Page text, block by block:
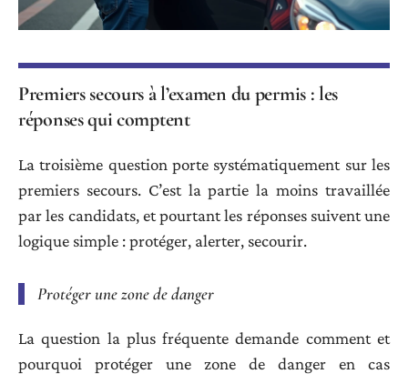
Premiers secours à l’examen du permis : les
réponses qui comptent
La troisième question porte systématiquement sur les
premiers secours. C’est la partie la moins travaillée
par les candidats, et pourtant les réponses suivent une
logique simple : protéger, alerter, secourir.
Protéger une zone de danger
La question la plus fréquente demande comment et
pourquoi protéger une zone de danger en cas